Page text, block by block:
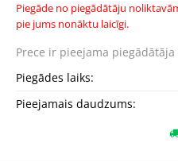
Piegāde no piegādātāju
pie jums nonāktu laicīgi.
Prece ir pieejama piegādātāja
Piegādes laiks:
Pieejamais daudzums: